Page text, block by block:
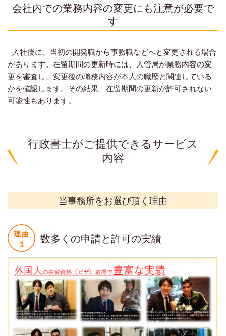
会社内での業務内容の変更にも注意が必要で
す
入社後に、当初の開発職から事務職などへと変更される場合
があります。在留期間の更新時には、入管局が業務内容の変
更を審査し、変更後の職務内容が本人の職歴と関連している
かを確認します。その結果、在留期間の更新が許可されない
可能性もあります。
行政書士がご提供できるサービス
内容
当事務所をお選び頂く理由
数多くの申請と許可の実績